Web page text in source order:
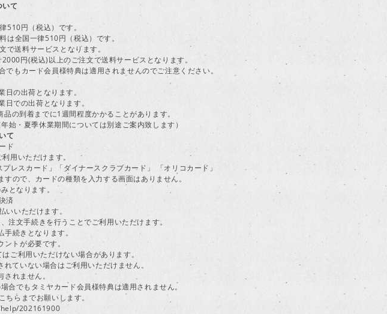
いて
510円（税込）です。
は全国一律510円（税込）です。
送料サービスとなります。
円(税込)以上のご注文で送料サービスとなります。
もカード会員様特典は適用されませんのでご注意ください。
日の出荷となります。
日での出荷となります。
の到着までに1週間程度かかることがあります。
・夏季休業期間については別途ご案内致します）
て
ド
用いただけます。
レスカード」「ダイナースクラブカード」 「オリコカード」
ので、カードの種類を入力する画面はありません。
となります。
済
いいただけます。
文手続きを行うことでご利用いただけます。
続きとなります。
トが必要です。
ご利用いただけない場合があります。
ていない場合はご利用いただけません。
れません。
でもタミヤカード会員様特典は適用されません。
らまでお願いします。
202161900